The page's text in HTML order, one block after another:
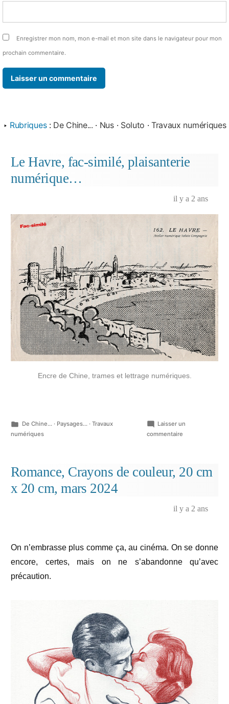
Enregistrer mon nom, mon e-mail et mon site dans le navigateur pour mon
prochain commentaire.
‣ Rubriques : De Chine... · Nus· Soluto ·Travaux numériques
Le Havre, fac-similé, plaisanterie
numérique…
il y a 2 ans
Encre de Chine, trames et lettrage numériques.
Publié
dans
De Chine...· Paysages...· Travaux
numériques
Laisser un
commentairesur
similé,
Romance, Crayons de couleur, 20 cm
x 20 cm, mars 2024
il y a 2 ans
On n’embrasse plus comme ça, au cinéma. On se donne
encore, certes, mais on ne s’abandonne qu’avec
précaution.